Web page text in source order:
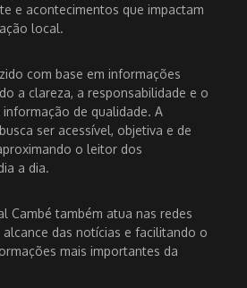
e acontecimentos que impactam
local.
com base em informações
a clareza, a responsabilidade e o
de qualidade. A
ser acessível, objetiva e de
o leitor dos
a dia.
Cambé também atua nas redes
das notícias e facilitando o
mais importantes da